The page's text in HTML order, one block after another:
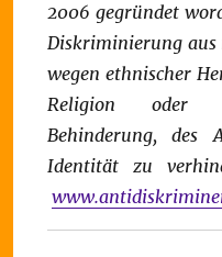
2006 gegründet
Diskriminierung aus
wegen ethnischer
Religion oder
Behinderung, des
Identität zu